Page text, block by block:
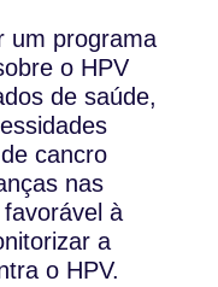
um programa
o HPV
de saúde,
cancro
nas
à
a
o HPV.